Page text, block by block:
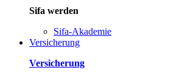
Sifa werden
Sifa-Akademie
Versicherung
Versicherung